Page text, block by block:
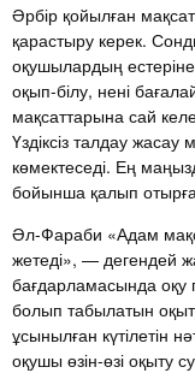
Әрбір қойылған
қарастыру керек.
оқушылардың
оқып-білу, нені
мақсаттарына сай
Үздіксіз талдау
көмектеседі. Ең
бойынша қалып
Әл-Фараби «Адам
жетеді», — дегендей
бағдарламасында оқу
болып табылатын
ұсынылған күтілетін
оқушы өзін-өзі оқыту